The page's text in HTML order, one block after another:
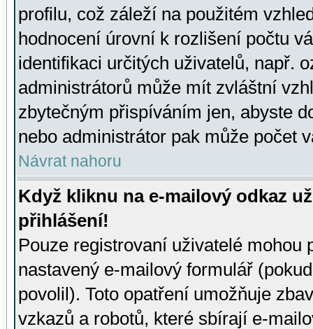
profilu, což záleží na použitém
hodnocení úrovní k rozlišení počtu
identifikaci určitých uživatelů, např.
administrátorů může mít zvláštní
zbytečným přispíváním jen, abyste
nebo administrátor pak může počet
Návrat nahoru
Když kliknu na e-mailový odkaz
přihlášení!
Pouze registrovaní uživatelé mohou
nastavený e-mailový formulář
povolil). Toto opatření umožňuje
vzkazů a robotů, které sbírají e-